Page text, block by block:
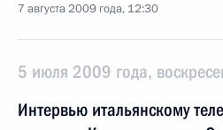
7 августа 2009 года, 12:30
5 июля 2009 года,
Интервью итальянскому